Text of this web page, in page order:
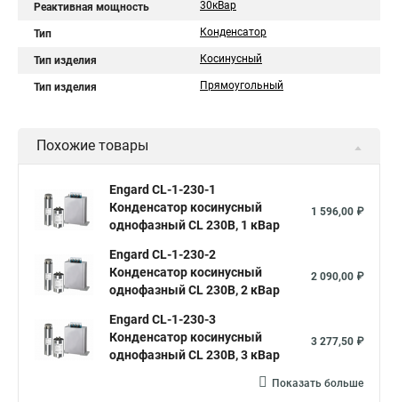
Реактивная мощность 30кВар
Тип Конденсатор
Тип изделия Косинусный
Тип изделия Прямоугольный
Похожие товары
Engard CL-1-230-1
Конденсатор косинусный
однофазный CL 230В, 1 кВар
1 596,00 ₽
Engard CL-1-230-2
Конденсатор косинусный
однофазный CL 230В, 2 кВар
2 090,00 ₽
Engard CL-1-230-3
Конденсатор косинусный
однофазный CL 230В, 3 кВар
3 277,50 ₽
Показать больше